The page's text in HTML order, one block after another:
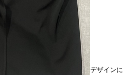
ります
い和テイストが入ったようなデザインに